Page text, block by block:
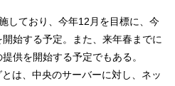
しており、今年12月を目標に、今
始する予定。また、来年春までに
供を開始する予定でもある。
は、中央のサーバーに対し、ネッ